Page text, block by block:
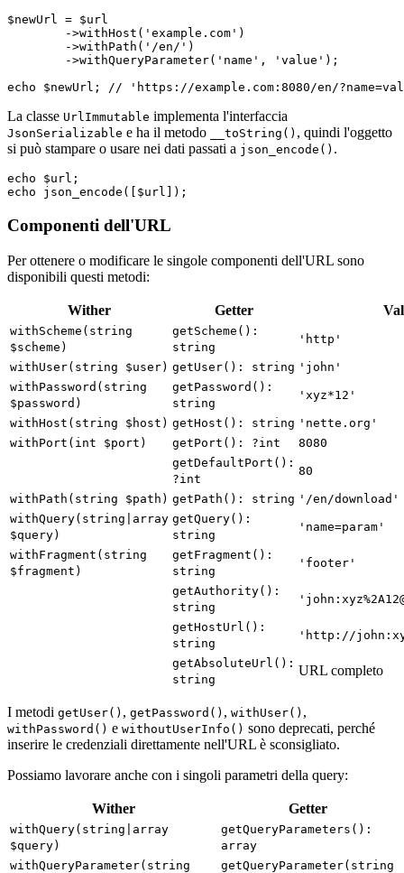
$newUrl = $url
La classe UrlImmutable implementa l'interfaccia
JsonSerializable e ha il metodo __toString() , quindi l'oggetto
si può stampare o usare nei dati passati a json_encode() .
echo $url;
Componenti dell'URL
Per ottenere o modificare le singole componenti dell'URL sono
disponibili questi metodi:
Wither Getter
withScheme(string
$scheme)
getScheme():
string
'http'
withUser(string $user) getUser(): string 'john'
withPassword(string
$password)
getPassword():
string
'xyz*12'
withHost(string $host) getHost(): string 'nette.org'
withPort(int $port)
getPort(): ?int
8080
getDefaultPort():
?int
80
withPath(string $path) getPath(): string '/en/download'
withQuery(string|array
$query)
getQuery():
string
'name=param'
withFragment(string
$fragment)
getFragment():
string
'footer'
getAuthority():
string
getHostUrl():
string
'http://
getAbsoluteUrl():
string
URL completo
I metodi getUser() , getPassword() , withUser() ,
withPassword() e withoutUserInfo() sono deprecati, perché
inserire le credenziali direttamente nell'URL è sconsigliato.
Possiamo lavorare anche con i singoli parametri della query:
Wither Getter
withQuery(string|array
$query)
getQueryParameters():
array
withQueryParameter(string
getQueryParameter(string